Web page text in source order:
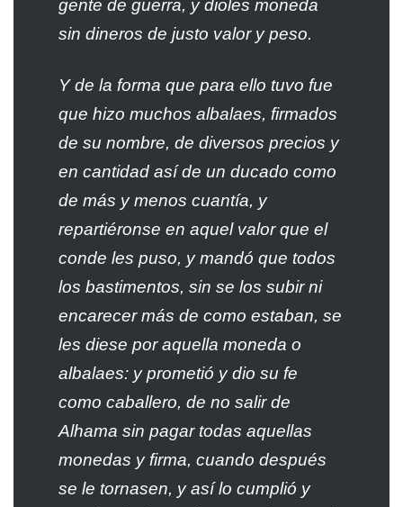
gente de guerra, y dioles moneda
sin dineros de justo valor y peso.
Y de la forma que para ello tuvo fue
que hizo muchos albalaes, firmados
de su nombre, de diversos precios y
en cantidad así de un ducado como
de más y menos cuantía, y
repartiéronse en aquel valor que el
conde les puso, y mandó que todos
los bastimentos, sin se los subir ni
encarecer más de como estaban, se
les diese por aquella moneda o
albalaes: y prometió y dio su fe
como caballero, de no salir de
Alhama sin pagar todas aquellas
monedas y firma, cuando después
se le tornasen, y así lo cumplió y